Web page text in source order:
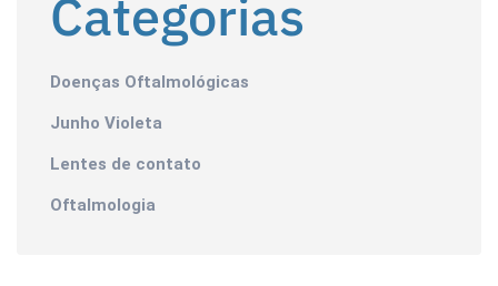
Categorias
Doenças Oftalmológicas
Junho Violeta
Lentes de contato
Oftalmologia